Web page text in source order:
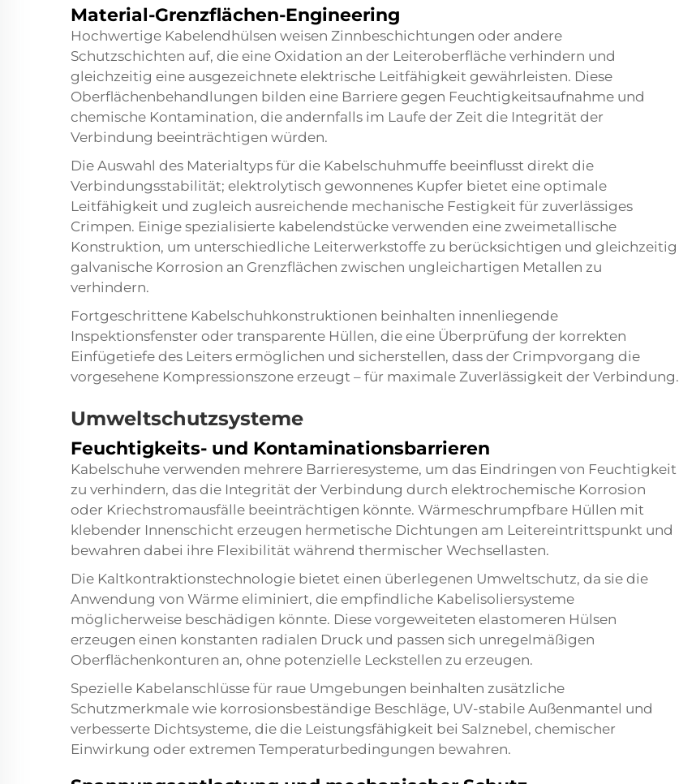
Material-Grenzflächen-Engineering
Hochwertige Kabelendhülsen weisen Zinnbeschichtungen oder andere
Schutzschichten auf, die eine Oxidation an der Leiteroberfläche verhindern und
gleichzeitig eine ausgezeichnete elektrische Leitfähigkeit gewährleisten. Diese
Oberflächenbehandlungen bilden eine Barriere gegen Feuchtigkeitsaufnahme und
chemische Kontamination, die andernfalls im Laufe der Zeit die Integrität der
Verbindung beeinträchtigen würden.
Die Auswahl des Materialtyps für die Kabelschuhmuffe beeinflusst direkt die
Verbindungsstabilität; elektrolytisch gewonnenes Kupfer bietet eine optimale
Leitfähigkeit und zugleich ausreichende mechanische Festigkeit für zuverlässiges
Crimpen. Einige spezialisierte kabelendstücke verwenden eine zweimetallische
Konstruktion, um unterschiedliche Leiterwerkstoffe zu berücksichtigen und gleichzeitig
galvanische Korrosion an Grenzflächen zwischen ungleichartigen Metallen zu
verhindern.
Fortgeschrittene Kabelschuhkonstruktionen beinhalten innenliegende
Inspektionsfenster oder transparente Hüllen, die eine Überprüfung der korrekten
Einfügetiefe des Leiters ermöglichen und sicherstellen, dass der Crimpvorgang die
vorgesehene Kompressionszone erzeugt – für maximale Zuverlässigkeit der Verbindung.
Umweltschutzsysteme
Feuchtigkeits- und Kontaminationsbarrieren
Kabelschuhe verwenden mehrere Barrieresysteme, um das Eindringen von Feuchtigkeit
zu verhindern, das die Integrität der Verbindung durch elektrochemische Korrosion
oder Kriechstromausfälle beeinträchtigen könnte. Wärmeschrumpfbare Hüllen mit
klebender Innenschicht erzeugen hermetische Dichtungen am Leitereintrittspunkt und
bewahren dabei ihre Flexibilität während thermischer Wechsellasten.
Die Kaltkontraktionstechnologie bietet einen überlegenen Umweltschutz, da sie die
Anwendung von Wärme eliminiert, die empfindliche Kabelisoliersysteme
möglicherweise beschädigen könnte. Diese vorgeweiteten elastomeren Hülsen
erzeugen einen konstanten radialen Druck und passen sich unregelmäßigen
Oberflächenkonturen an, ohne potenzielle Leckstellen zu erzeugen.
Spezielle Kabelanschlüsse für raue Umgebungen beinhalten zusätzliche
Schutzmerkmale wie korrosionsbeständige Beschläge, UV-stabile Außenmantel und
verbesserte Dichtsysteme, die die Leistungsfähigkeit bei Salznebel, chemischer
Einwirkung oder extremen Temperaturbedingungen bewahren.